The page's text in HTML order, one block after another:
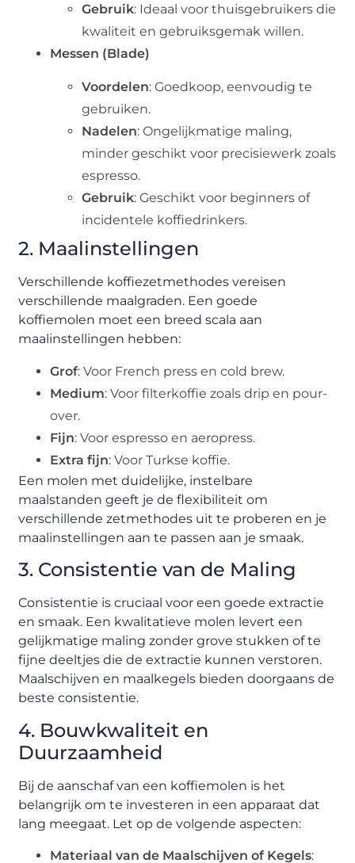
Gebruik: Ideaal voor thuisgebruikers die
kwaliteit en gebruiksgemak willen.
Messen (Blade)
Voordelen: Goedkoop, eenvoudig te
gebruiken.
Nadelen: Ongelijkmatige maling,
minder geschikt voor precisiewerk zoals
espresso.
Gebruik: Geschikt voor beginners of
incidentele koffiedrinkers.
2. Maalinstellingen
Verschillende koffiezetmethodes vereisen
verschillende maalgraden. Een goede
koffiemolen moet een breed scala aan
maalinstellingen hebben:
Grof: Voor French press en cold brew.
Medium: Voor filterkoffie zoals drip en pour-
over.
Fijn: Voor espresso en aeropress.
Extra fijn: Voor Turkse koffie.
Een molen met duidelijke, instelbare
maalstanden geeft je de flexibiliteit om
verschillende zetmethodes uit te proberen en je
maalinstellingen aan te passen aan je smaak.
3. Consistentie van de Maling
Consistentie is cruciaal voor een goede extractie
en smaak. Een kwalitatieve molen levert een
gelijkmatige maling zonder grove stukken of te
fijne deeltjes die de extractie kunnen verstoren.
Maalschijven en maalkegels bieden doorgaans de
beste consistentie.
4. Bouwkwaliteit en
Duurzaamheid
Bij de aanschaf van een koffiemolen is het
belangrijk om te investeren in een apparaat dat
lang meegaat. Let op de volgende aspecten:
Materiaal van de Maalschijven of Kegels: